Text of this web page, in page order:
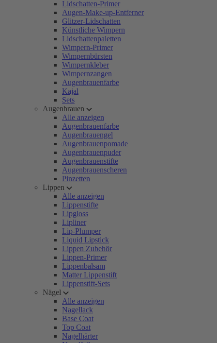
Lidschatten-Primer
Augen-Make-up-Entferner
Glitzer-Lidschatten
Künstliche Wimpern
Lidschattenpaletten
Wimpern-Primer
Wimpernbürsten
Wimpernkleber
Wimpernzangen
Augenbrauenfarbe
Kajal
Sets
Augenbrauen
Alle anzeigen
Augenbrauenfarbe
Augenbrauengel
Augenbrauenpomade
Augenbrauenpuder
Augenbrauenstifte
Augenbrauenscheren
Pinzetten
Lippen
Alle anzeigen
Lippenstifte
Lipgloss
Lipliner
Lip-Plumper
Liquid Lipstick
Lippen Zubehör
Lippen-Primer
Lippenbalsam
Matter Lippenstift
Lippenstift-Sets
Nägel
Alle anzeigen
Nagellack
Base Coat
Top Coat
Nagelhärter